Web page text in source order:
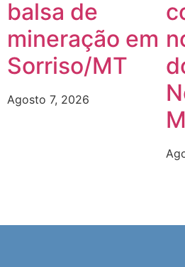
balsa de
mineração em
Sorriso/MT
Agosto 7, 2026